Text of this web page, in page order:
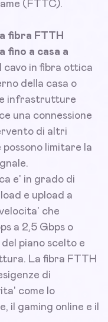
(FTTC).
fibra FTTH
fino a casa a
cavo in fibra ottica
della casa o
infrastrutture
una connessione
di altri
limitare la
e' in grado di
e upload a
che
a 2,5 Gbps o
piano scelto e
La fibra FTTH
di
come lo
il gaming online e il